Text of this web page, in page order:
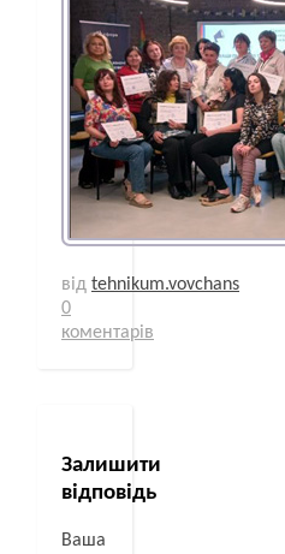
від tehnikum.vovchans
0
коментарів
Залишити
відповідь
Ваша